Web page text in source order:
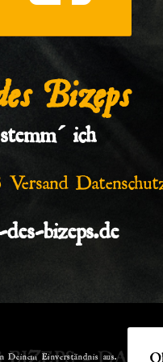
Bizeps
ich
Versand
des-bizeps.de
BIZEPS – DAS
Deinem Einverständnis aus.